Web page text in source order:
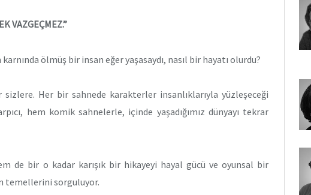
VAZGEÇMEZ.”
ölmüş bir insan eğer yaşasaydı, nasıl bir hayatı olurdu?
Her bir sahnede karakterler insanlıklarıyla yüzleşeceği
hem komik sahnelerle, içinde yaşadığımız dünyayı tekrar
de bir o kadar karışık bir hikayeyi hayal gücü ve oyunsal bir
temellerini sorguluyor.